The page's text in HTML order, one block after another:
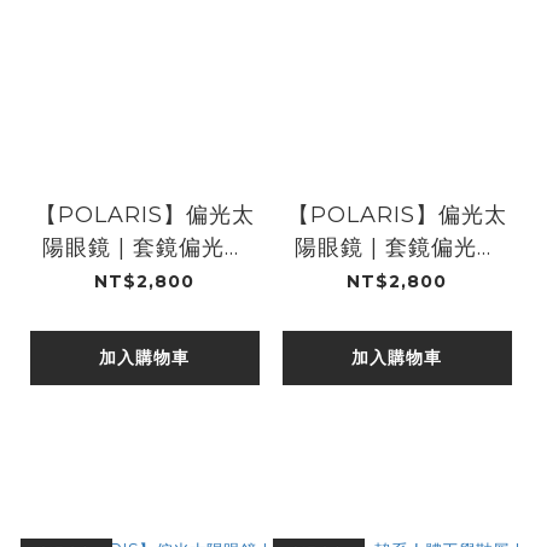
【POLARIS】偏光太
陽眼鏡 | 套鏡偏光灰
亮藍 PS78980D
NT$2,800
加入購物車
【POLARIS】偏光太
陽眼鏡 | 套鏡偏光灰
亮黑 PS78980B
NT$2,800
加入購物車